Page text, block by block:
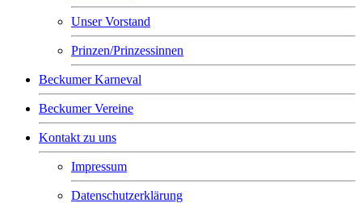
Unser Vorstand
Prinzen/Prinzessinnen
Beckumer Karneval
Beckumer Vereine
Kontakt zu uns
Impressum
Datenschutzerklärung